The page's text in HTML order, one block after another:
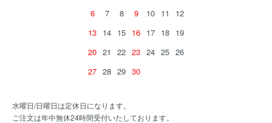
6
7 8 9 10 11
12
13 14 15 16 17 18 19
20 21 22 23 24 25 26
27 28 29 30
水曜日/日曜日は定休日になります。
ご注文は年中無休24時間受付いたしております。